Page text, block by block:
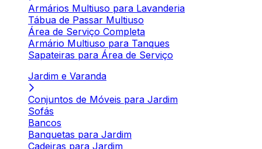
Armários Multiuso para Lavanderia
Tábua de Passar Multiuso
Área de Serviço Completa
Armário Multiuso para Tanques
Sapateiras para Área de Serviço
Jardim e Varanda
Conjuntos de Móveis para Jardim
Sofás
Bancos
Banquetas para Jardim
Cadeiras para Jardim